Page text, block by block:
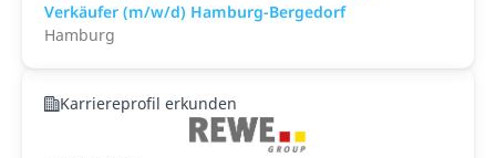
Verkäufer (m/w/d) Hamburg-Bergedorf
Hamburg
Karriereprofil erkunden